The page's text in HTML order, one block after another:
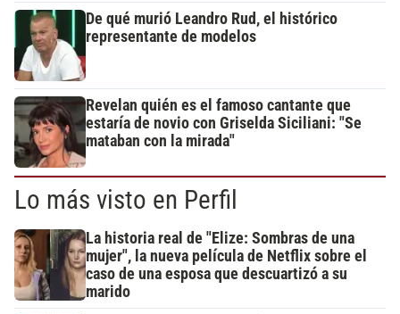
De qué murió Leandro Rud, el histórico
representante de modelos
Revelan quién es el famoso cantante que
estaría de novio con Griselda Siciliani: "Se
mataban con la mirada"
Lo más visto en Perfil
La historia real de "Elize: Sombras de una
mujer", la nueva película de Netflix sobre el
caso de una esposa que descuartizó a su
marido